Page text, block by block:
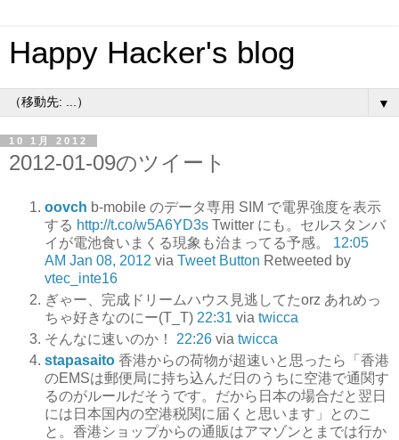
Happy Hacker's blog
▼
10 1月 2012
2012-01-09のツイート
oovch b-mobile のデータ専用 SIM で電界強度を表示
する http://t.co/w5A6YD3s Twitter にも。セルスタンバ
イが電池食いまくる現象も治まってる予感。
12:05
AM Jan 08, 2012 via Tweet Button Retweeted by
vtec_inte16
ぎゃー、完成ドリームハウス見逃してたorz あれめっ
ちゃ好きなのにー(T_T) 22:31 via twicca
そんなに速いのか！
22:26 via twicca
stapasaito 香港からの荷物が超速いと思ったら「香港
のEMSは郵便局に持ち込んだ日のうちに空港で通関す
るのがルールだそうです。だから日本の場合だと翌日
には日本国内の空港税関に届くと思います」とのこ
と。香港ショップからの通販はアマゾンとまでは行か